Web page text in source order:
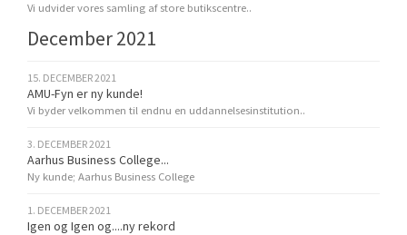
Vi udvider vores samling af store butikscentre..
December 2021
15. DECEMBER 2021
AMU-Fyn er ny kunde!
Vi byder velkommen til endnu en uddannelsesinstitution..
3. DECEMBER 2021
Aarhus Business College...
Ny kunde; Aarhus Business College
1. DECEMBER 2021
Igen og Igen og....ny rekord